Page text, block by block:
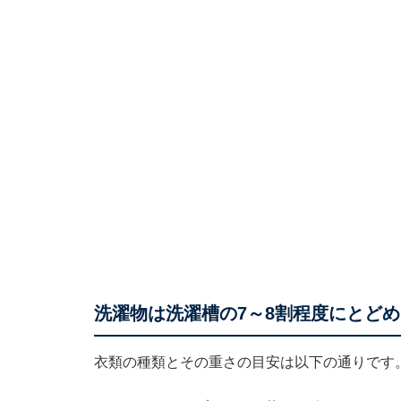
洗濯物は洗濯槽の7～8割程度にとど
衣類の種類とその重さの目安は以下の通りです。